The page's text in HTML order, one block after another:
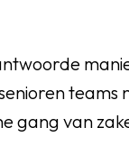
teams
gang van